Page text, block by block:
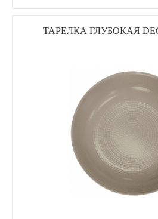
ТАРЕЛКА ГЛУБОКАЯ